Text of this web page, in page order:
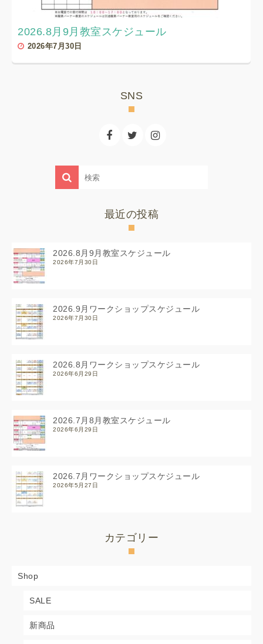
2026.8月9月教室スケジュール
2026年7月30日
SNS
最近の投稿
2026.8月9月教室スケジュール
2026年7月30日
2026.9月ワークショップスケジュール
2026年7月30日
2026.8月ワークショップスケジュール
2026年6月29日
2026.7月8月教室スケジュール
2026年6月29日
2026.7月ワークショップスケジュール
2026年5月27日
カテゴリー
Shop
SALE
新商品